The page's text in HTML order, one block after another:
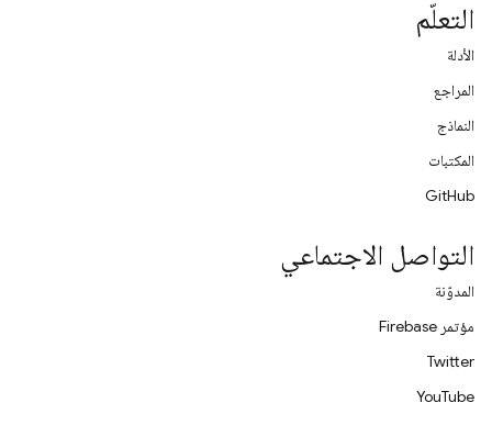
التعلّم
الأدلة
المراجع
النماذج
المكتبات
GitHub
التواصل الاجتماعي
المدوّنة
مؤتمر Firebase
Twitter
YouTube